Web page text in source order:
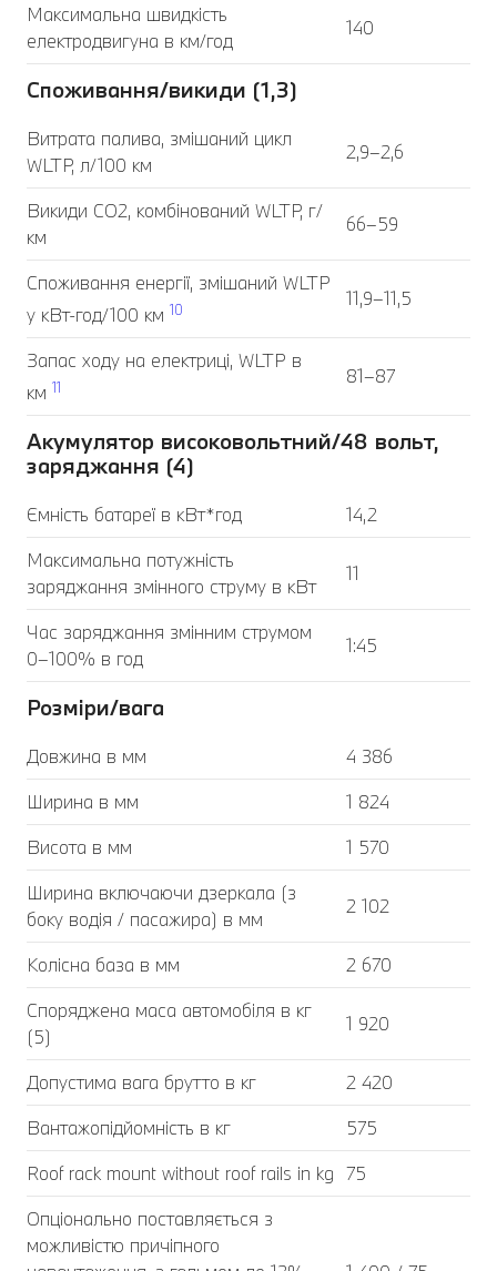
Максимальна швидкість
електродвигуна в км/год
140
Споживання/викиди (1,3)
Витрата палива, змішаний цикл
WLTP, л/100 км
2,9–2,6
Викиди CO2, комбінований WLTP, г/
км
66–59
Споживання енергії, змішаний WLTP
у кВт-год/100 км 10 11,9–11,5
Запас ходу на електриці, WLTP в
км 11 81–87
Акумулятор високовольтний/48 вольт,
заряджання (4)
Ємність батареї в кВт*год
14,2
Максимальна потужність
заряджання змінного струму в кВт
11
Час заряджання змінним струмом
0–100% в год
1:45
Розміри/вага
Довжина в мм
4 386
Ширина в мм
1 824
Висота в мм
1 570
Ширина включаючи дзеркала (з
боку водія / пасажира) в мм
2 102
Колісна база в мм
2 670
Споряджена маса автомобіля в кг
(5)
1 920
Допустима вага брутто в кг
2 420
Вантажопідйомність в кг
575
Roof rack mount without roof rails in kg 75
Опціонально поставляється з
можливістю причіпного